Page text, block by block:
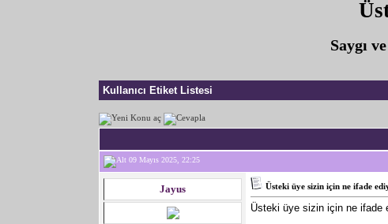
Saygı
Kullanıcı Etiket Listesi
09 Mayıs 2025, 22:25
Jayus Üsteki üye sizin için ne ifade
Üsteki üye sizin için ne ifade